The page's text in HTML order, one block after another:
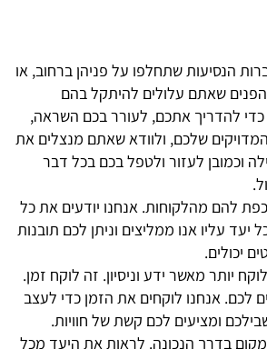
הנסיעות שתחלפו על פניהן ברחוב, או
שאתם עלולים להיתקל בהם
כדי להדריך אתכם, לעורר בכם השראה,
שלכם, ולוודא שאתם מנצלים את
וכמובן לעזור ולטפל בכם בכל דבר
להם מהלקוחות. אנחנו יודעים את כל
עליו אנו ממליצים וניתן לכם תובנות
יכולים.
יותר מאשר ידע וניסיון. זה לוקח זמן.
לכם. אנחנו לוקחים את הזמן כדי לעצב
ומציעים לכם קשת של חוויות.
בדרך הנכונה. לראות את היעד מכל